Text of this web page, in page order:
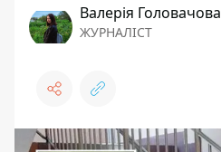
Валерія Головачова
ЖУРНАЛІСТ